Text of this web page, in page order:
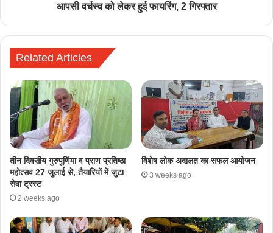
आपसी वर्चस्व को लेकर हुई फायरिंग, 2 गिरफ्तार
Related Articles
तीन दिवसीय गुरुपूर्णिमा व प्राण प्रतिष्ठा
महोत्सव 27 जुलाई से, तैयारियों में जुटा
सेवा ट्रस्ट
2 weeks ago
विशेष लोक अदालत का सफल आयोजन
3 weeks ago